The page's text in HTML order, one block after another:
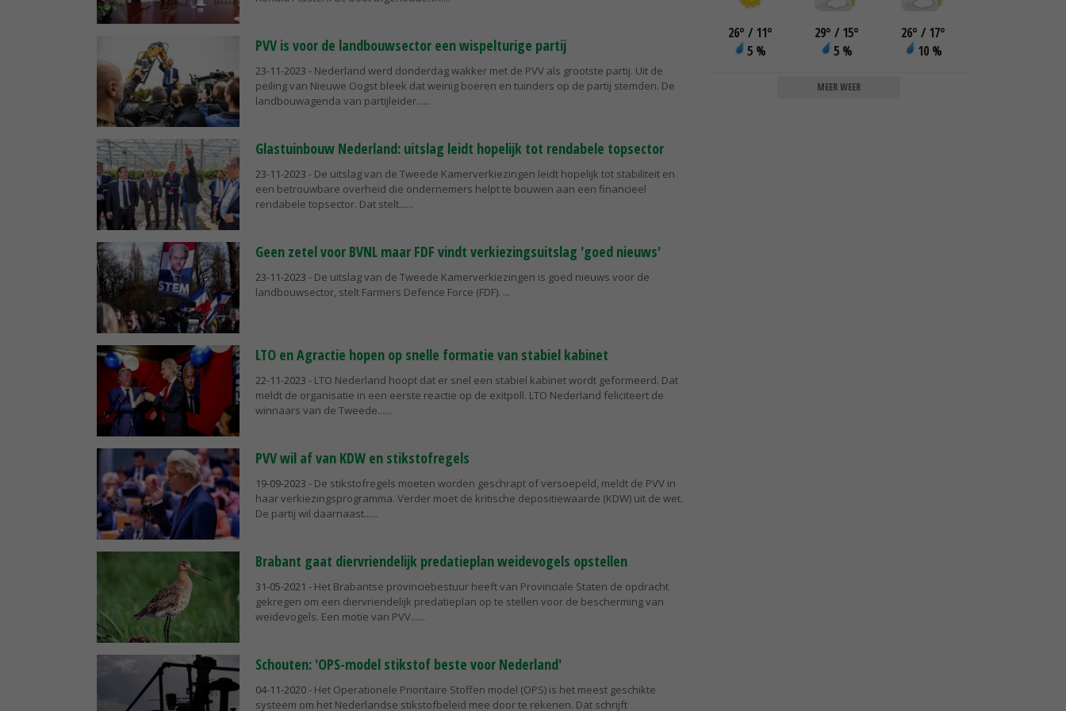
PVV is voor de landbouwsector een wispelturige partij
23-11-2023 - Nederland werd donderdag wakker met de PVV als grootste partij. Uit de
peiling van Nieuwe Oogst bleek dat weinig boeren en tuinders op de partij stemden. De
landbouwagenda van partijleider...
Glastuinbouw Nederland: uitslag leidt hopelijk tot rendabele topsector
23-11-2023 - De uitslag van de Tweede Kamerverkiezingen leidt hopelijk tot stabiliteit en
een betrouwbare overheid die ondernemers helpt te bouwen aan een financieel
rendabele topsector. Dat stelt...
Geen zetel voor BVNL maar FDF vindt verkiezingsuitslag 'goed nieuws'
23-11-2023 - De uitslag van de Tweede Kamerverkiezingen is goed nieuws voor de
landbouwsector, stelt Farmers Defence Force (FDF).
LTO en Agractie hopen op snelle formatie van stabiel kabinet
22-11-2023 - LTO Nederland hoopt dat er snel een stabiel kabinet wordt geformeerd. Dat
meldt de organisatie in een eerste reactie op de exitpoll. LTO Nederland feliciteert de
winnaars van de Tweede...
PVV wil af van KDW en stikstofregels
19-09-2023 - De stikstofregels moeten worden geschrapt of versoepeld, meldt de PVV in
haar verkiezingsprogramma. Verder moet de kritische depositiewaarde (KDW) uit de wet.
De partij wil daarnaast...
Brabant gaat diervriendelijk predatieplan weidevogels opstellen
31-05-2021 - Het Brabantse provinciebestuur heeft van Provinciale Staten de opdracht
gekregen om een diervriendelijk predatieplan op te stellen voor de bescherming van
weidevogels. Een motie van PVV...
Schouten: 'OPS-model stikstof beste voor Nederland'
04-11-2020- Het Operationele Prioritaire Stoffen model (OPS) is het meest geschikte
systeem om het Nederlandse stikstofbeleid mee door te rekenen. Dat schrijft
26° / 11°
5 %
29° / 15°
5 %
26° / 17°
10 %
MEER WEER